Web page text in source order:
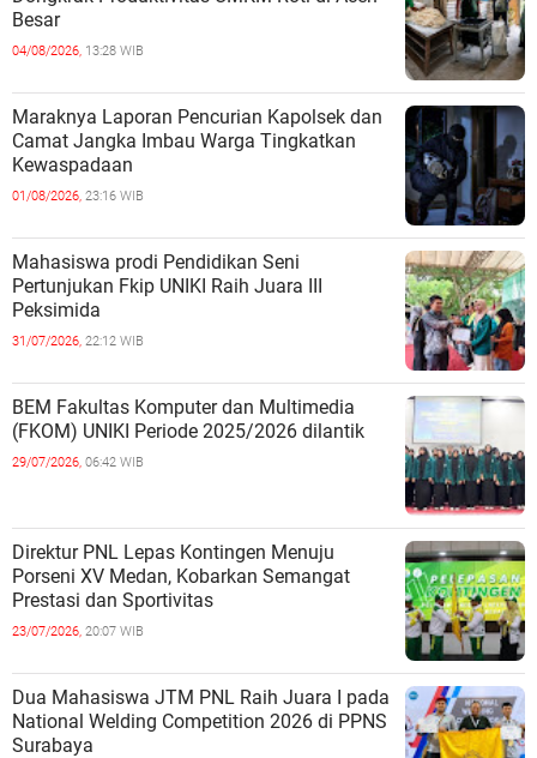
Besar
04/08/2026, 13:28 WIB
Maraknya Laporan Pencurian Kapolsek dan
Camat Jangka Imbau Warga Tingkatkan
Kewaspadaan
01/08/2026, 23:16 WIB
Mahasiswa prodi Pendidikan Seni
Pertunjukan Fkip UNIKI Raih Juara III
Peksimida
31/07/2026, 22:12 WIB
BEM Fakultas Komputer dan Multimedia
(FKOM) UNIKI Periode 2025/2026 dilantik
29/07/2026, 06:42 WIB
Direktur PNL Lepas Kontingen Menuju
Porseni XV Medan, Kobarkan Semangat
Prestasi dan Sportivitas
23/07/2026, 20:07 WIB
Dua Mahasiswa JTM PNL Raih Juara I pada
National Welding Competition 2026 di PPNS
Surabaya